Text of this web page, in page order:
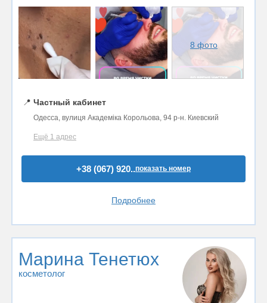
8 фото
📍 Частный кабинет
Одесса, вулиця Академіка Корольова, 94 р-н. Киевский
Ещё 1 адрес
+38 (067) 920..показать номер
Подробнее
Марина Тенетюх
косметолог